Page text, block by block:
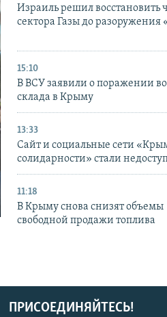
Израиль решил восстановить
сектора Газы до разоружения
15:10
В ВСУ заявили о поражении
склада в Крыму
13:33
Сайт и социальные сети
солидарности» стали
11:18
В Крыму снова снизят объемы
свободной продажи топлива
ПРИСОЕДИНЯЙТЕСЬ!